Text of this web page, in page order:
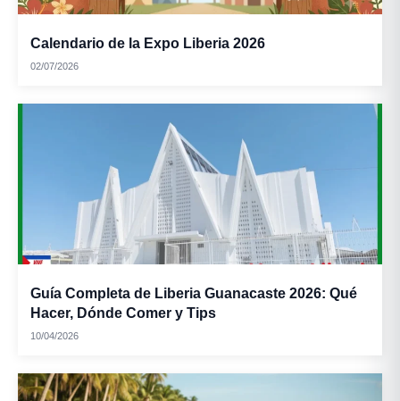
Calendario de la Expo Liberia 2026
02/07/2026
Guía Completa de Liberia Guanacaste 2026: Qué
Hacer, Dónde Comer y Tips
10/04/2026